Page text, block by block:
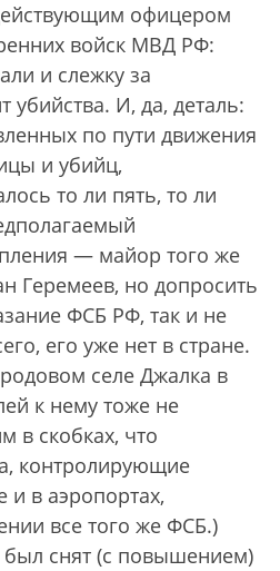
офицером
войск МВД РФ:
и слежку за
И, да, деталь:
по пути движения
и убийц,
то ли пять, то ли
— майор того же
Геремеев, но допросить
ФСБ РФ, так и не
его уже нет в стране.
селе Джалка в
к нему тоже не
в скобках, что
контролирующие
и в аэропортах,
все того же ФСБ.)
был снят (с повышением)